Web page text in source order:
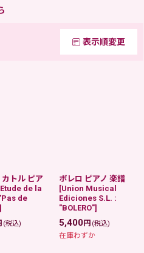
表示順変更
込む
カトル ピア
Etude de la
de
(税込)
ボレロ ピアノ 楽譜
[Union Musical
Ediciones S.L. :
"BOLERO"]
5,400円 (税込)
在庫わずか